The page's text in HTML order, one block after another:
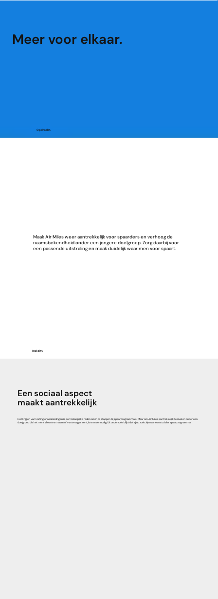
Meer voor elkaar.
Maak Air Miles weer aantrekkelijk voor spaarders en verhoog de
naamsbekendheid onder een jongere doelgroep. Zorg daarbij voor
een passende uitstraling en maak duidelijk waar men voor spaart.
Opdracht.
Inzicht.
Een sociaal aspect
maakt aantrekkelijk
Het krijgen van korting of aanbiedingen is een belangrijke reden om in te stappen bij spaarprogramma’s. Maar om Air Miles aantrekkelijk te maken onder een
doelgroep die het merk alleen van naam of van vroeger kent, is er meer nodig. Uit onderzoek blijkt dat zij op zoek zijn naar een socialer spaarprogramma.